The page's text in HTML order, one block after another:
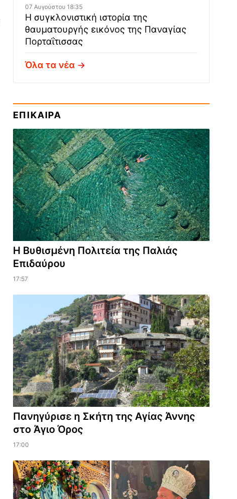
07 Αυγούστου 18:35
Η συγκλονιστική ιστορία της
θαυματουργής εικόνος της Παναγίας
Πορταΐτισσας
Όλα τα νέα
ΕΠΙΚΑΙΡΑ
Η Βυθισμένη Πολιτεία της Παλιάς
Επιδαύρου
17:57
Πανηγύρισε η Σκήτη της Αγίας Άννης
στο Άγιο Όρος
17:00